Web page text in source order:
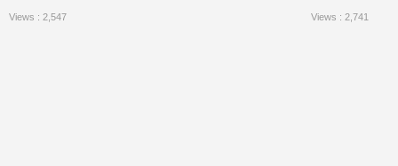
Views : 2,547 Views : 2,741